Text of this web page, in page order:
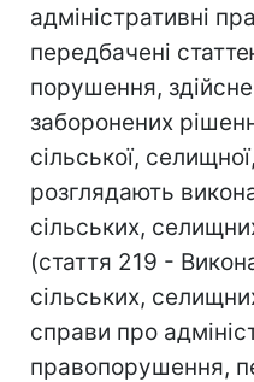
адміністративні
передбачені
порушення,
заборонених
сільської,
розглядають
сільських,
(стаття 219 -
сільських,
справи про
правопорушення,